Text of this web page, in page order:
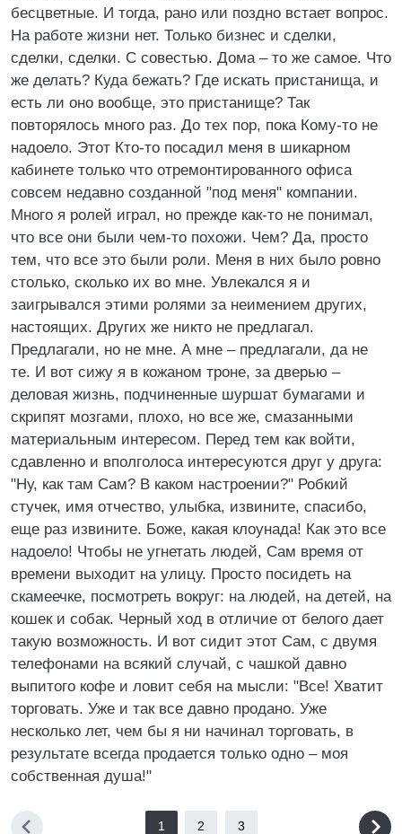
бесцветные. И тогда, рано или поздно встает вопрос.
На работе жизни нет. Только бизнес и сделки,
сделки, сделки. С совестью. Дома – то же самое. Что
же делать? Куда бежать? Где искать пристанища, и
есть ли оно вообще, это пристанище? Так
повторялось много раз. До тех пор, пока Кому-то не
надоело. Этот Кто-то посадил меня в шикарном
кабинете только что отремонтированного офиса
совсем недавно созданной "под меня" компании.
Много я ролей играл, но прежде как-то не понимал,
что все они были чем-то похожи. Чем? Да, просто
тем, что все это были роли. Меня в них было ровно
столько, сколько их во мне. Увлекался я и
заигрывался этими ролями за неимением других,
настоящих. Других же никто не предлагал.
Предлагали, но не мне. А мне – предлагали, да не
те. И вот сижу я в кожаном троне, за дверью –
деловая жизнь, подчиненные шуршат бумагами и
скрипят мозгами, плохо, но все же, смазанными
материальным интересом. Перед тем как войти,
сдавленно и вполголоса интересуются друг у друга:
"Ну, как там Сам? В каком настроении?" Робкий
стучек, имя отчество, улыбка, извините, спасибо,
еще раз извините. Боже, какая клоунада! Как это все
надоело! Чтобы не угнетать людей, Сам время от
времени выходит на улицу. Просто посидеть на
скамеечке, посмотреть вокруг: на людей, на детей, на
кошек и собак. Черный ход в отличие от белого дает
такую возможность. И вот сидит этот Сам, с двумя
телефонами на всякий случай, с чашкой давно
выпитого кофе и ловит себя на мысли: "Все! Хватит
торговать. Уже и так все давно продано. Уже
несколько лет, чем бы я ни начинал торговать, в
результате всегда продается только одно – моя
собственная душа!"
1 2 3